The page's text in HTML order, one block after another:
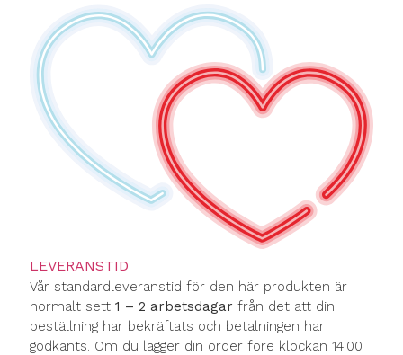
LEVERANSTID
Vår standardleveranstid för den här produkten är
normalt sett 1 – 2 arbetsdagar från det att din
beställning har bekräftats och betalningen har
godkänts. Om du lägger din order före klockan 14.00